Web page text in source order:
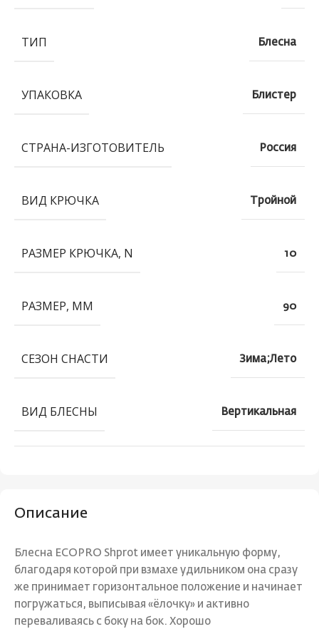
Описание
Блесна ECOPRO Shprot имеет уникальную форму,
благодаря которой при взмахе удильником она сразу
же принимает горизонтальное положение и начинает
погружаться, выписывая «ёлочку» и активно
переваливаясь с боку на бок. Хорошо
ТИП Блесна
УПАКОВКА Блистер
СТРАНА-ИЗГОТОВИТЕЛЬ Россия
ВИД КРЮЧКА Тройной
РАЗМЕР КРЮЧКА, N 10
РАЗМЕР, ММ 90
СЕЗОН СНАСТИ Зима;Лето
ВИД БЛЕСНЫ Вертикальная